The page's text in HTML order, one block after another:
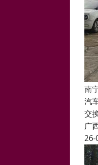
南
汽
交
广
26-